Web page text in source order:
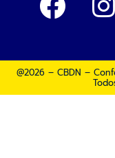
@2026 – CBDN –